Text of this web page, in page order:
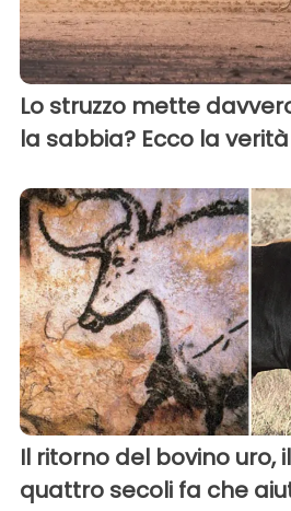
Lo struzzo mette
la sabbia? Ecco la verità
Il ritorno del bovino uro,
quattro secoli fa che